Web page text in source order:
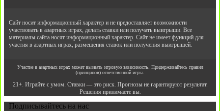
Сайт носит информационный характер и не предоставляет возможности
участвовать в азартных играх, делать ставки или получать выигрыши. Все
материалы сайта носят информационный характер. Сайт не имеет функций для
участия в азартных играх, размещения ставок или получения выигрышей.
Участие в азартных играх может вызвать игровую зависимость. Придерживайтесь правил
(принципов) ответственной игры.
21+. Играйте с умом. Ставки — это риск. Прогнозы не гарантируют результат.
Решения принимаете вы.
Подписывайтесь на нас